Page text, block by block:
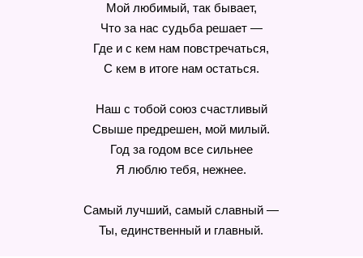
Мой любимый, так бывает,
Что за нас судьба решает —
Где и с кем нам повстречаться,
С кем в итоге нам остаться.
Наш с тобой союз счастливый
Свыше предрешен, мой милый.
Год за годом все сильнее
Я люблю тебя, нежнее.
Самый лучший, самый славный —
Ты, единственный и главный.